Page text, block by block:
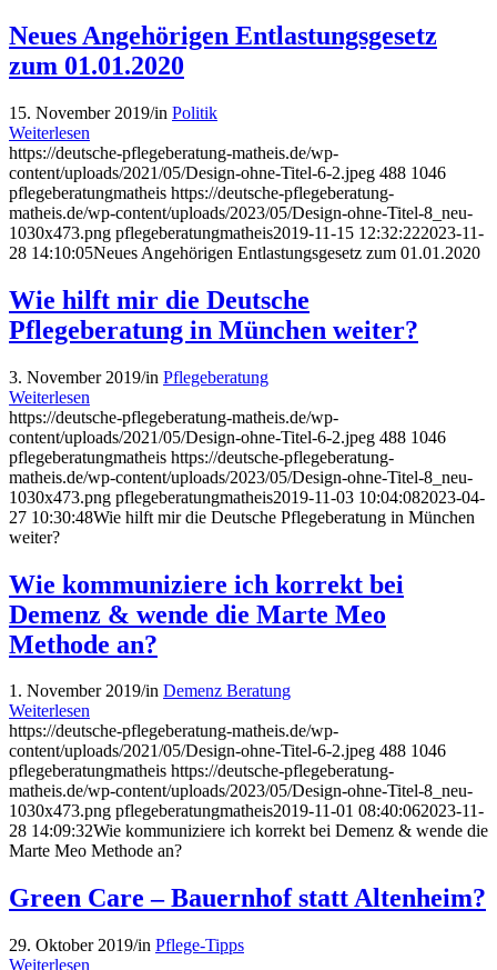
Neues Angehörigen Entlastungsgesetz
zum 01.01.2020
15. November 2019/in Politik
Weiterlesen
https://deutsche-pflegeberatung-matheis.de/wp-
content/uploads/2021/05/Design-ohne-Titel-6-2.jpeg 488 1046
pflegeberatungmatheis https://deutsche-pflegeberatung-
matheis.de/wp-content/uploads/2023/05/Design-ohne-Titel-8_neu-
1030x473.png pflegeberatungmatheis2019-11-15 12:32:222023-11-
28 14:10:05Neues Angehörigen Entlastungsgesetz zum 01.01.2020
Wie hilft mir die Deutsche
Pflegeberatung in München weiter?
3. November 2019/in Pflegeberatung
Weiterlesen
https://deutsche-pflegeberatung-matheis.de/wp-
content/uploads/2021/05/Design-ohne-Titel-6-2.jpeg 488 1046
pflegeberatungmatheis https://deutsche-pflegeberatung-
matheis.de/wp-content/uploads/2023/05/Design-ohne-Titel-8_neu-
1030x473.png pflegeberatungmatheis2019-11-03 10:04:082023-04-
27 10:30:48Wie hilft mir die Deutsche Pflegeberatung in München
weiter?
Wie kommuniziere ich korrekt bei
Demenz & wende die Marte Meo
Methode an?
1. November 2019/in Demenz Beratung
Weiterlesen
https://deutsche-pflegeberatung-matheis.de/wp-
content/uploads/2021/05/Design-ohne-Titel-6-2.jpeg 488 1046
pflegeberatungmatheis https://deutsche-pflegeberatung-
matheis.de/wp-content/uploads/2023/05/Design-ohne-Titel-8_neu-
1030x473.png pflegeberatungmatheis2019-11-01 08:40:062023-11-
28 14:09:32Wie kommuniziere ich korrekt bei Demenz & wende die
Marte Meo Methode an?
Green Care – Bauernhof statt Altenheim?
29. Oktober 2019/in Pflege-Tipps
Weiterlesen